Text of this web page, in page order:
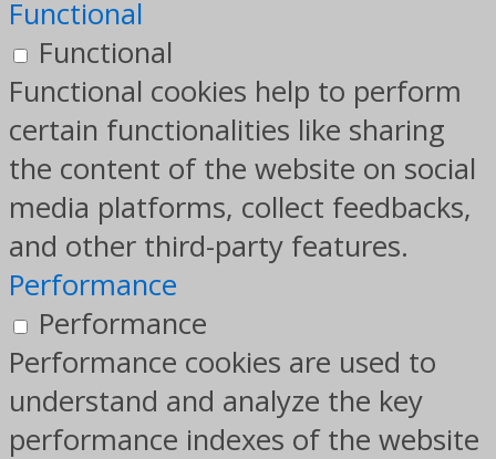
Functional
Functional
Functional cookies help to perform
certain functionalities like sharing
the content of the website on social
media platforms, collect feedbacks,
and other third-party features.
Performance
Performance
Performance cookies are used to
understand and analyze the key
performance indexes of the website